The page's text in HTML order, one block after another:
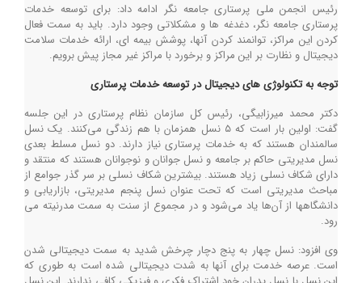
رئیس انجمن ملی پرستاری جامعه نگر ادامه داد: برای توسعه خدمات
پرستاری جامعه نگر، دغدغه ها و مشکلاتی وجود دارد. باید به سمت فعال
کردن این مراکز، توانمند کردن آنها، پوشش بیمه ای، ارائه خدمات سلامت
دیجیتال و نظارت بر این مراکز و برخورد با مراکز غیر مجاز پیش برویم.
توجه به تکنولوژی های دیجیتال در توسعه خدمات پرستاری
دکتر محمد میرزابیگی، رئیس کل سازمان نظام پرستاری در این جلسه
گفت: اولین بار است که ۵ نسل همزمان با هم زندگی می‌کنند. یک نسل
سالمندان هستند که به خدمات پرستاری نیاز دارند. دو نسل مسلط بعدی
نسل مدیریتی حاکم بر جامعه و نسل جوانان و نوجوانان هستند که منتقد و
دارای شکاف نسلی زیاد هستند. بیشترین شکاف نسلی بر سر گذر جوامع از
مباحث مدیریتی است که تحت عنوان نسل پنجم مدیریتی، بازاریابی و
دانشگاهها از آن‌ها یاد می‌شود و در مجموع از سنت به سمت مدرنیته می
رود.
وی افزود: نسل چهار به پنج دچار چرخش شدید به سمت دیجیتالی شدن
است. عرصه خدمت برای آنها به شدت دیجیتالی شده است به طوری که